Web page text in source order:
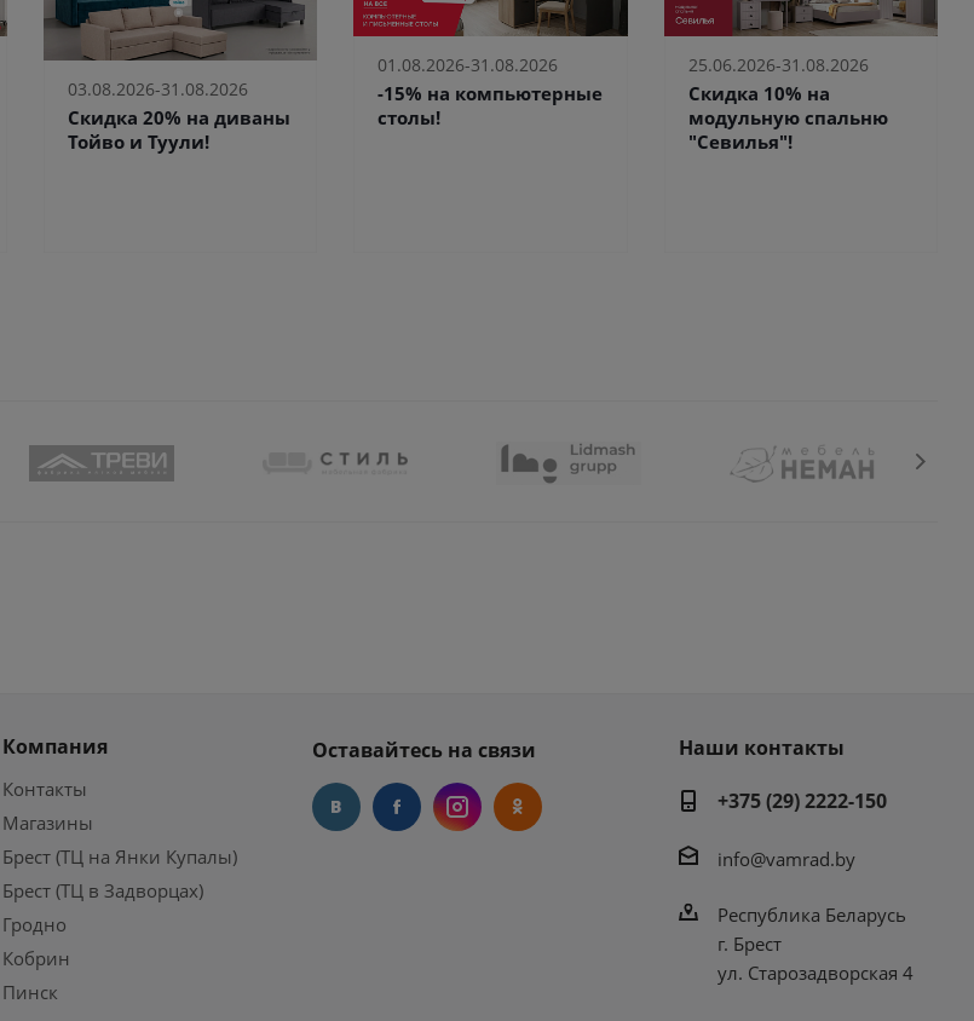
03.08.2026-31.08.2026
Скидка 20% на диваны
Тойво и Туули!
01.08.2026-31.08.2026
-15% на компьютерные
столы!
25.06.2026-31.08.2026
Скидка 10% на
модульную спальню
"Севилья"!
Компания
Контакты
Магазины
Брест (ТЦ на Янки Купалы)
Брест (ТЦ в Задворцах)
Гродно
Кобрин
Пинск
Оставайтесь на связи
Наши контакты
+375 (29) 2222-150
info@vamrad.by
Республика Беларусь
г. Брест
ул. Старозадворская 4